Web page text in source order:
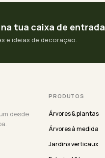
tua caixa de entrada
e ideias de decoração.
desde
PRODUTOS
Árvores & plantas
Árvores à medida
Jardins verticaux